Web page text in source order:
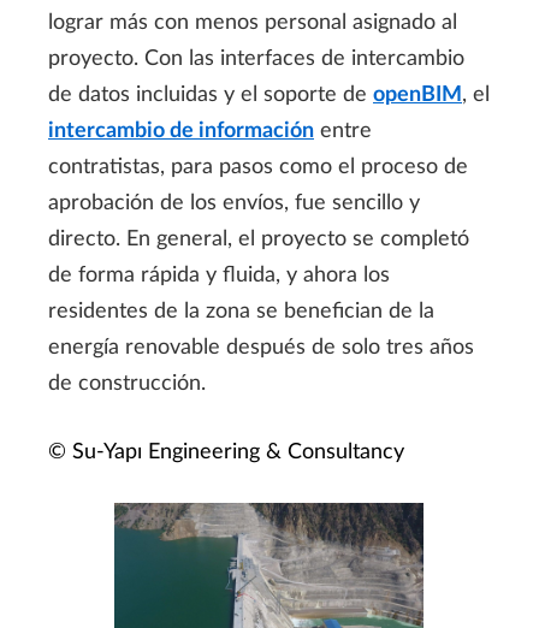
lograr más con menos personal asignado al
proyecto. Con las interfaces de intercambio
de datos incluidas y el soporte de openBIM , el
intercambio de información entre
contratistas, para pasos como el proceso de
aprobación de los envíos, fue sencillo y
directo. En general, el proyecto se completó
de forma rápida y fluida, y ahora los
residentes de la zona se benefician de la
energía renovable después de solo tres años
de construcción.
© Su-Yapı Engineering & Consultancy